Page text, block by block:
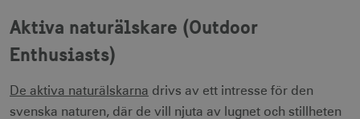
Aktiva naturälskare (Outdoor
Enthusiasts)
De aktiva naturälskarna drivs av ett intresse för den
svenska naturen, där de vill njuta av lugnet och stillheten